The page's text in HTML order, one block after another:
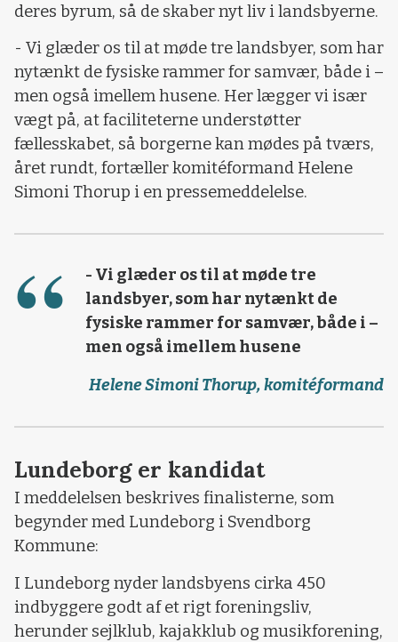
deres byrum, så de skaber nyt liv i landsbyerne.
- Vi glæder os til at møde tre landsbyer, som har
nytænkt de fysiske rammer for samvær, både i –
men også imellem husene. Her lægger vi især
vægt på, at faciliteterne understøtter
fællesskabet, så borgerne kan mødes på tværs,
året rundt, fortæller komitéformand Helene
Simoni Thorup i en pressemeddelelse.
- Vi glæder os til at møde tre
landsbyer, som har nytænkt de
fysiske rammer for samvær, både i –
men også imellem husene
Helene Simoni Thorup, komitéformand
Lundeborg er kandidat
I meddelelsen beskrives finalisterne, som
begynder med Lundeborg i Svendborg
Kommune:
I Lundeborg nyder landsbyens cirka 450
indbyggere godt af et rigt foreningsliv,
herunder sejlklub, kajakklub og musikforening,